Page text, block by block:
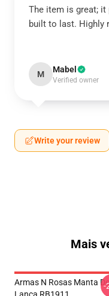
The item is great;
built to last. Highly
M Mabel
Verified owner
Write your review
Mais
Armas N Rosas Manta De
-